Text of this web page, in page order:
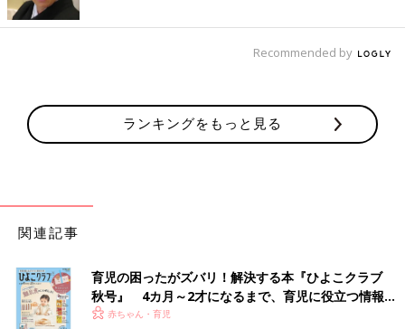
Recommended by
ランキングをもっと見る
関連記事
育児の困ったがズバリ！解決する本『ひよこクラブ
秋号』 4カ月～2才になるまで、育児に役立つ情報が
いっぱい！
赤ちゃん・育児